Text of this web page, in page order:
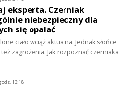
eksperta. Czerniak
niebezpieczny dla
się opalać
ciało wciąż aktualna. Jednak słońce
zagrożenia. Jak rozpoznać czerniaka
13:18